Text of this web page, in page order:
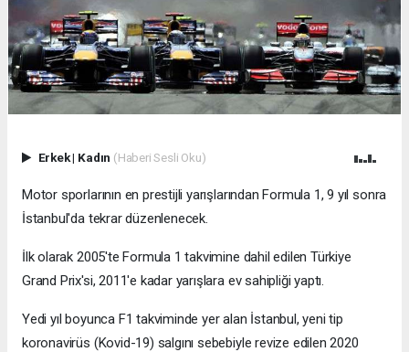
Erkek| Kadın (Haberi Sesli Oku)
Motor sporlarının en prestijli yarışlarından Formula 1, 9 yıl sonra
İstanbul'da tekrar düzenlenecek.
İlk olarak 2005'te Formula 1 takvimine dahil edilen Türkiye
Grand Prix'si, 2011'e kadar yarışlara ev sahipliği yaptı.
Yedi yıl boyunca F1 takviminde yer alan İstanbul, yeni tip
koronavirüs (Kovid-19) salgını sebebiyle revize edilen 2020